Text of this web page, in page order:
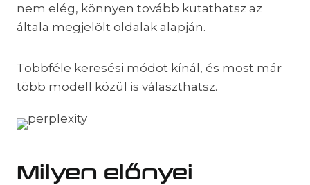
nem elég, könnyen tovább kutathatsz az
általa megjelölt oldalak alapján.
Többféle keresési módot kínál, és most már
több modell közül is választhatsz.
Milyen előnyei